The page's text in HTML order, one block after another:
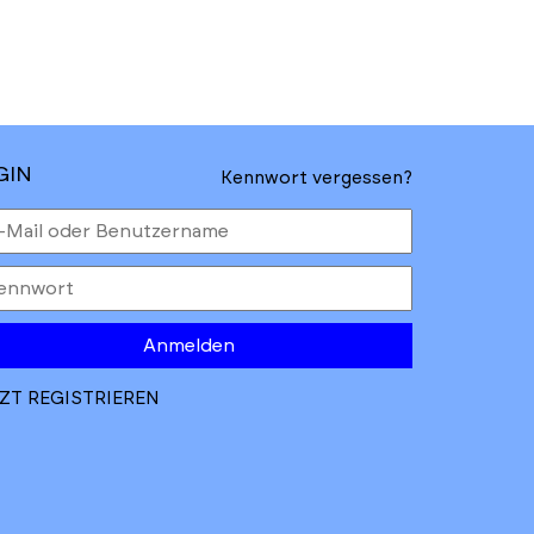
Kennwort vergessen?
Anmelden
REGISTRIEREN